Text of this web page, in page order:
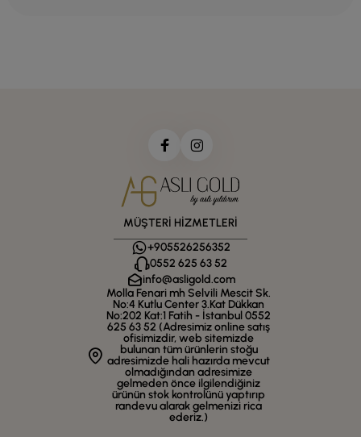
MÜŞTERİ HİZMETLERİ
+905526256352
0552 625 63 52
info@asligold.com
Molla Fenari mh Selvili Mescit Sk.
No:4 Kutlu Center 3.Kat Dükkan
No:202 Kat:1 Fatih - İstanbul 0552
625 63 52 (Adresimiz online satış
ofisimizdir, web sitemizde
bulunan tüm ürünlerin stoğu
adresimizde hali hazırda mevcut
olmadığından adresimize
gelmeden önce ilgilendiğiniz
ürünün stok kontrolünü yaptırıp
randevu alarak gelmenizi rica
ederiz.)